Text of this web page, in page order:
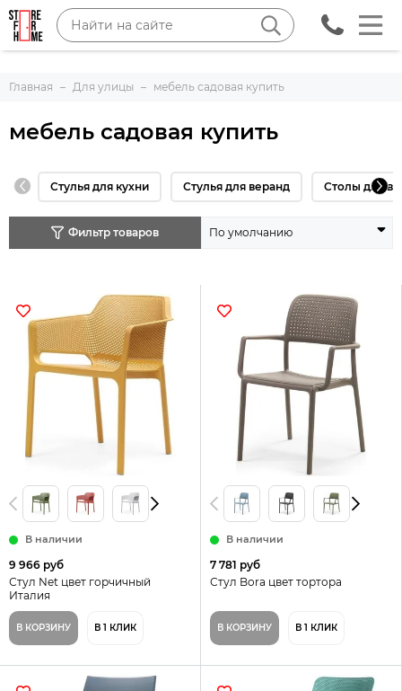
Главная Для улицы мебель садовая купить
мебель садовая купить
Стулья для кухни Стулья для веранд Столы для
Фильтр товаров
В наличии
9 966 руб
Стул Net цвет горчичный
Италия
В КОРЗИНУ В 1 КЛИК
В наличии
7 781 руб
Стул Bora цвет тортора
В КОРЗИНУ В 1 КЛИК